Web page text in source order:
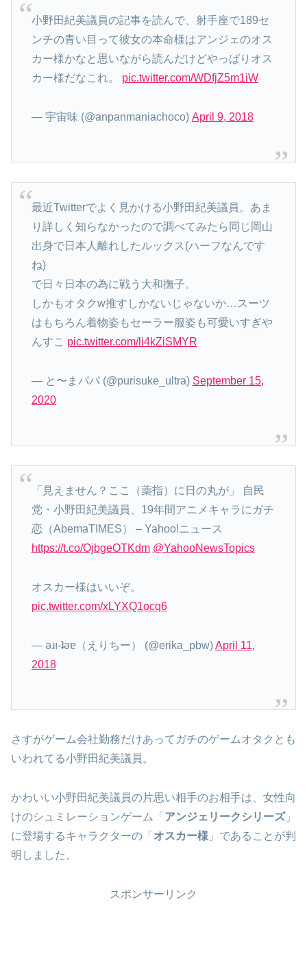
小野田紀美議員の記事を読んで、射手座で189セ
ンチの青い目って彼女の本命様はアンジェのオス
カー様かなと思いながら読んだけどやっぱりオス
カー様だなこれ。 pic.twitter.com/WDfjZ5m1iW
— 宇宙味 (@anpanmaniachoco) April 9, 2018
最近Twitterでよく見かける小野田紀美議員。あま
り詳しく知らなかったので調べてみたら同じ岡山
出身で日本人離れしたルックス(ハーフなんです
ね)
で日々日本の為に戦う大和撫子。
しかもオタクw推すしかないじゃないか…スーツ
はもちろん着物姿もセーラー服姿も可愛いすぎや
んすこ pic.twitter.com/li4kZiSMYR
— と〜まパパ (@purisuke_ultra) September 15,
2020
「見えません？ここ（薬指）に日の丸が」 自民
党・小野田紀美議員、19年間アニメキャラにガチ
恋（AbemaTIMES） – Yahoo!ニュース
https://t.co/OjbgeOTKdm @YahooNewsTopics
オスカー様はいいぞ。
pic.twitter.com/xLYXQ1ocq6
— ǝɹı-ʇǝɐ（えりちー） (@erika_pbw)April 11,
2018
さすがゲーム会社勤務だけあってガチのゲームオタクとも
いわれてる小野田紀美議員。
かわいい小野田紀美議員の片思い相手のお相手は、女性向
けのシュミレーションゲーム「 アンジェリークシリーズ」
に登場するキャラクターの「 オスカー様 」であることが判
明しました。
スポンサーリンク